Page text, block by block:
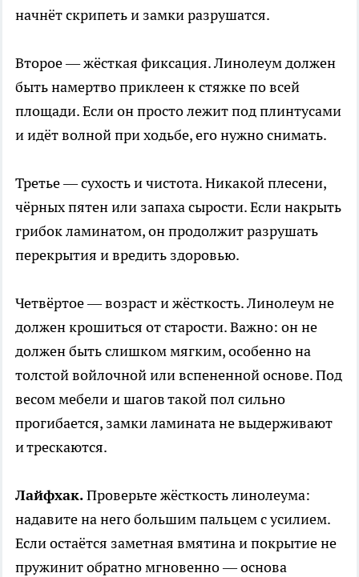
начнёт скрипеть и замки разрушатся.
Второе — жёсткая фиксация. Линолеум должен
быть намертво приклеен к стяжке по всей
площади. Если он просто лежит под плинтусами
и идёт волной при ходьбе, его нужно снимать.
Третье — сухость и чистота. Никакой плесени,
чёрных пятен или запаха сырости. Если накрыть
грибок ламинатом, он продолжит разрушать
перекрытия и вредить здоровью.
Четвёртое — возраст и жёсткость. Линолеум не
должен крошиться от старости. Важно: он не
должен быть слишком мягким, особенно на
толстой войлочной или вспененной основе. Под
весом мебели и шагов такой пол сильно
прогибается, замки ламината не выдерживают
и трескаются.
Лайфхак.Проверьте жёсткость линолеума:
надавите на него большим пальцем с усилием.
Если остаётся заметная вмятина и покрытие не
пружинит обратно мгновенно — основа